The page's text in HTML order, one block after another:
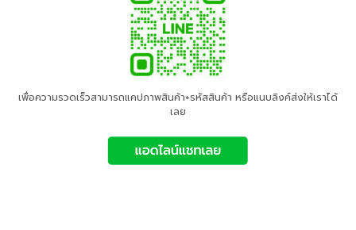
เพื่อความรวดเร็วสามารถแคปภาพสินค้า+รหัสสินค้า หรือแนบลิงค์ส่งให้เราได้
เลย